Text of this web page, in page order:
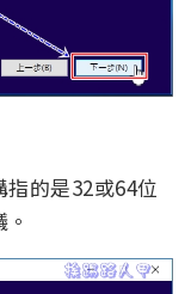
的是32或64位